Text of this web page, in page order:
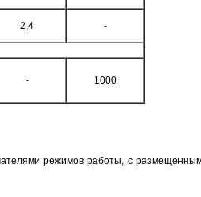
2,4 -
- 1000
режимов работы, с